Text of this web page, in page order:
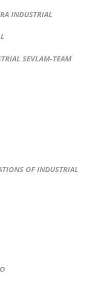
INDUSTRIAL
SEVLAM-TEAM
OF INDUSTRIAL